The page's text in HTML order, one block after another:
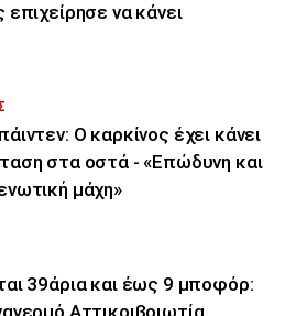
επιχείρησε να κάνει
Ο καρκίνος έχει κάνει
στα οστά - «Επώδυνη και
μάχη»
39άρια και έως 9 μποφόρ: